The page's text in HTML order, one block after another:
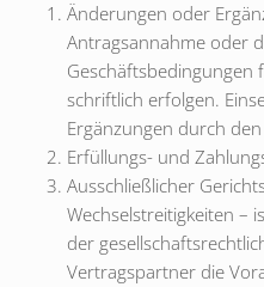
Änderungen oder
Antragsannahme oder
Geschäftsbedingungen
schriftlich erfolgen.
Ergänzungen durch
Erfüllungs- und
Ausschließlicher
Wechselstreitigkeiten –
der
Vertragspartner die